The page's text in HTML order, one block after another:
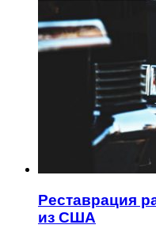
Реставрация
из США